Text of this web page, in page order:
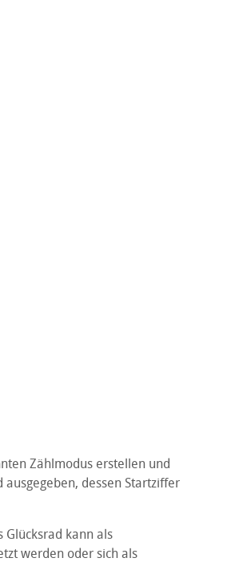
Zählmodus erstellen und
dessen Startziffer
Glücksrad kann als
werden oder sich als